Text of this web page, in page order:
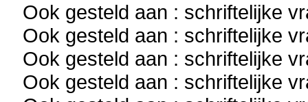
Ook gesteld aan : schriftelijke
Ook gesteld aan : schriftelijke
Ook gesteld aan : schriftelijke
Ook gesteld aan : schriftelijke